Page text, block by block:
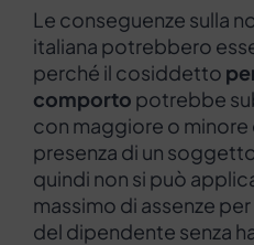
Le conseguenze sulla
italiana potrebbero
perché il cosiddetto
comporto potrebbe
con maggiore o
presenza di un
quindi non si può
massimo di assenze
del dipendente senza